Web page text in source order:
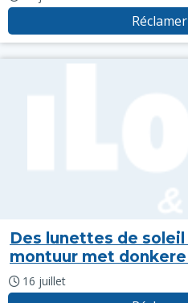
Des lunettes de
montuur met
16 juillet